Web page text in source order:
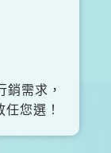
銷需求，
您選！